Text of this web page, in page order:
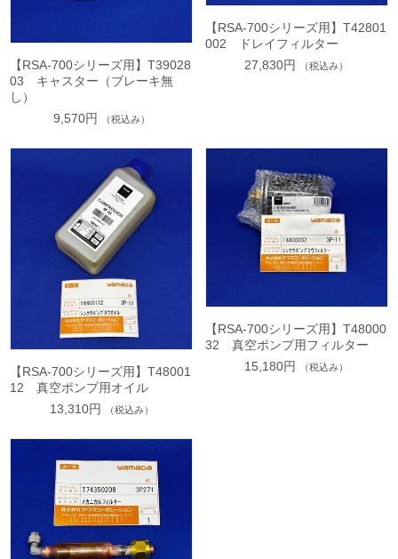
【RSA-700シリーズ用】T39028
03 キャスター（ブレーキ無
し）
9,570円
（税込み）
【RSA-700シリーズ用】T42801
002 ドレイフィルター
27,830円
（税込み）
【RSA-700シリーズ用】T48001
12 真空ポンプ用オイル
13,310円
（税込み）
【RSA-700シリーズ用】T48000
32 真空ポンプ用フィルター
15,180円
（税込み）